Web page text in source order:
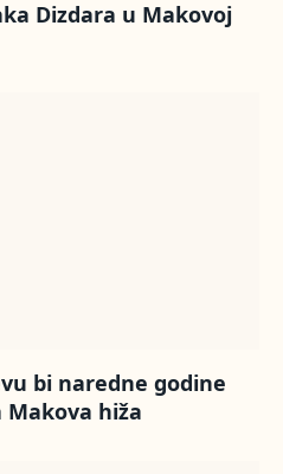
Dizdara u Makovoj
bi naredne godine
hiža